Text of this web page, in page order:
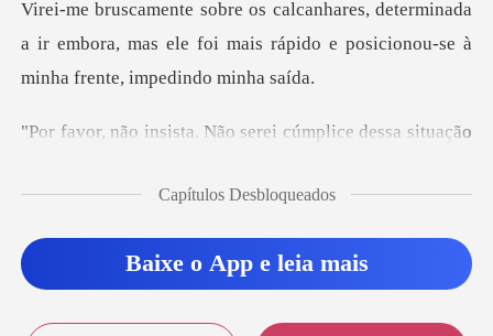
inada
a ir embora, mas ele foi mais rápido e posi
plice dessa situação
Capítulos Desbloqueados
Baixe o App e leia mais